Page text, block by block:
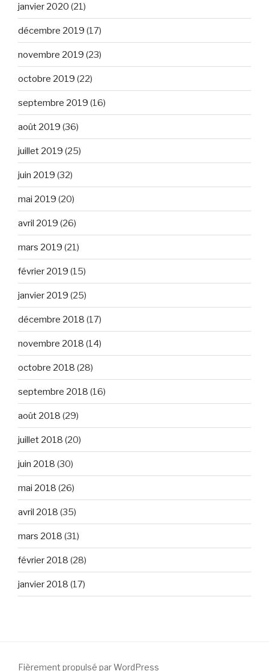
janvier 2020 (21)
décembre 2019 (17)
novembre 2019 (23)
octobre 2019 (22)
septembre 2019 (16)
août 2019 (36)
juillet 2019 (25)
juin 2019 (32)
mai 2019 (20)
avril 2019 (26)
mars 2019 (21)
février 2019 (15)
janvier 2019 (25)
décembre 2018 (17)
novembre 2018 (14)
octobre 2018 (28)
septembre 2018 (16)
août 2018 (29)
juillet 2018 (20)
juin 2018 (30)
mai 2018 (26)
avril 2018 (35)
mars 2018 (31)
février 2018 (28)
janvier 2018 (17)
Fièrement propulsé par WordPress